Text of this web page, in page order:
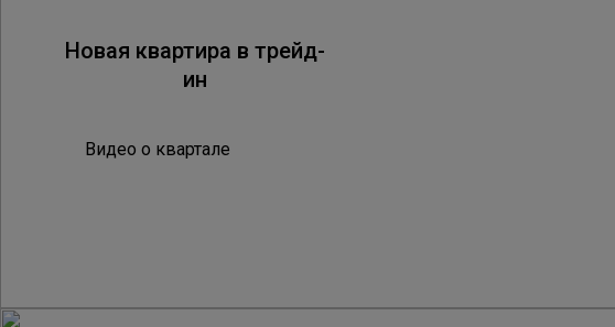
Новая квартира в трейд-
ин
Видео о квартале